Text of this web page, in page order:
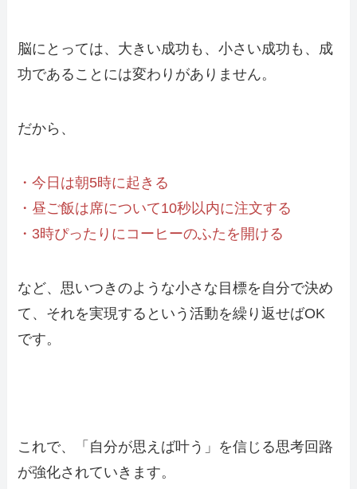
脳にとっては、大きい成功も、小さい成功も、成
功であることには変わりがありません。
だから、
・今日は朝5時に起きる
・昼ご飯は席について10秒以内に注文する
・3時ぴったりにコーヒーのふたを開ける
など、思いつきのような小さな目標を自分で決め
て、それを実現するという活動を繰り返せばOK
です。
これで、「自分が思えば叶う」を信じる思考回路
が強化されていきます。